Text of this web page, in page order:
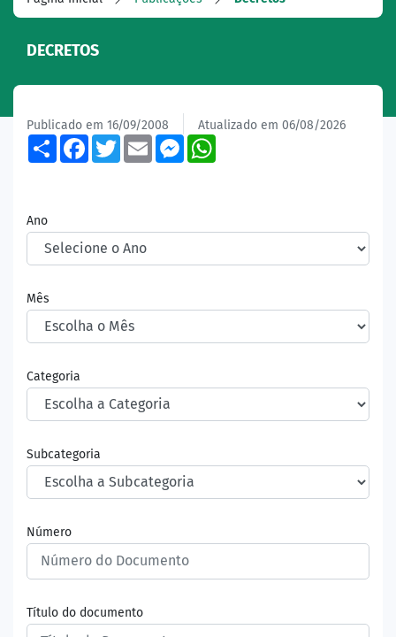
DECRETOS
Publicado em 16/09/2008 Atualizado em 06/08/2026
ShareFacebook
TwitterEmailMessenger
Ano
Mês
Categoria
Subcategoria
Número
Título do documento